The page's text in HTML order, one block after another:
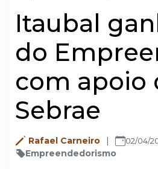
Itaubal
do
com apoio
Sebrae
Rafael Carneiro 02/04/
Empreendedorismo